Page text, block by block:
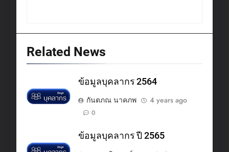
Related News
ข้อมูลบุคลากร 2564
กันตภณ นาคภพ
4 years ago
0
ข้อมูลบุคลากร ปี 2565